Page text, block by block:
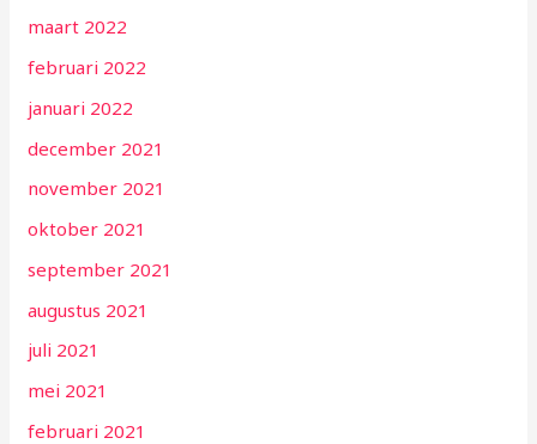
maart 2022
februari 2022
januari 2022
december 2021
november 2021
oktober 2021
september 2021
augustus 2021
juli 2021
mei 2021
februari 2021